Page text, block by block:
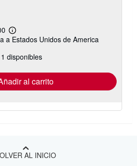
Más
información
las
tarifas
envío
a Estados Unidos de America
disponibles
al carrito
AL INICIO